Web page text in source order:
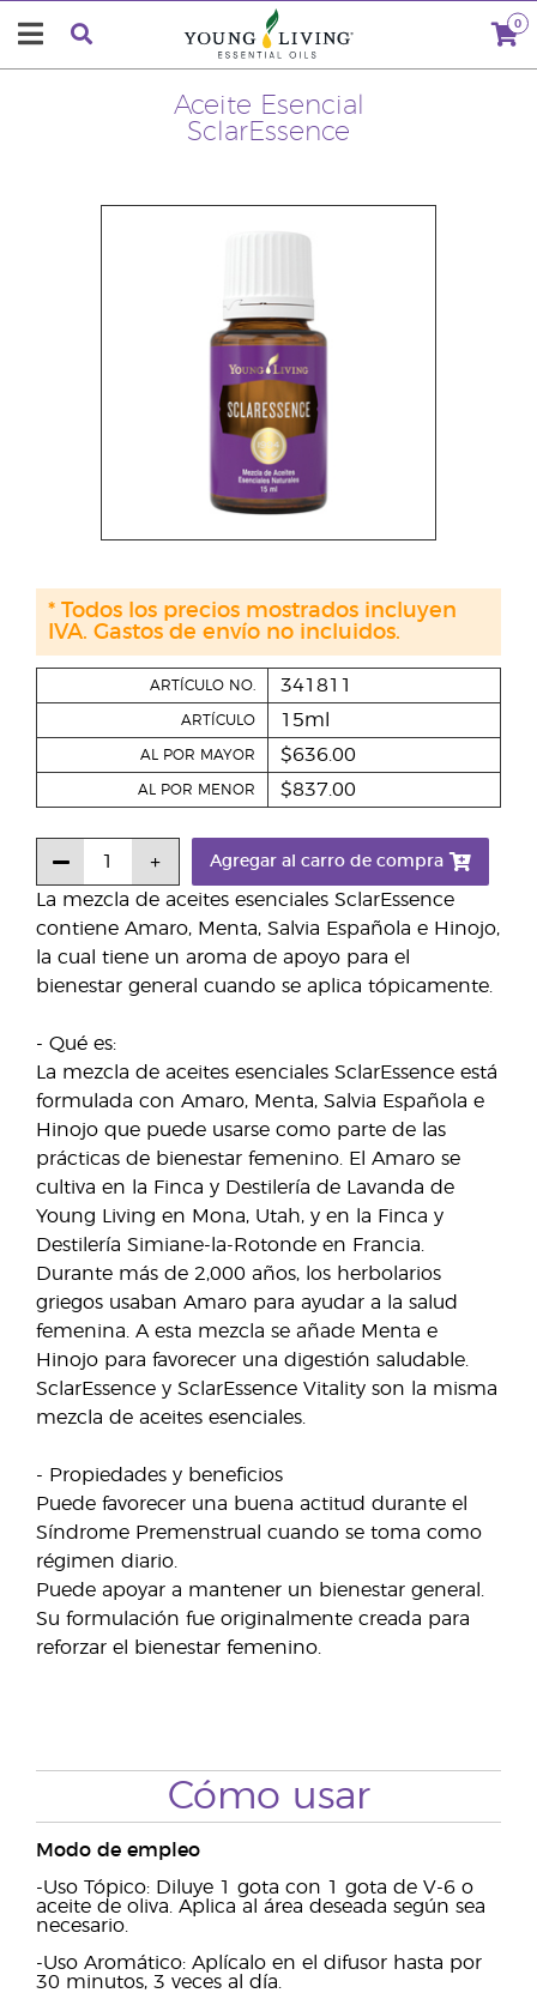
0
Aceite Esencial
SclarEssence
La mezcla de aceites esenciales SclarEssence
contiene Amaro, Menta, Salvia Española e Hinojo,
la cual tiene un aroma de apoyo para el
bienestar general cuando se aplica tópicamente.
- Qué es:
La mezcla de aceites esenciales SclarEssence está
formulada con Amaro, Menta, Salvia Española e
Hinojo que puede usarse como parte de las
prácticas de bienestar femenino. El Amaro se
cultiva en la Finca y Destilería de Lavanda de
Young Living en Mona, Utah, y en la Finca y
Destilería Simiane-la-Rotonde en Francia.
Durante más de 2,000 años, los herbolarios
griegos usaban Amaro para ayudar a la salud
femenina. A esta mezcla se añade Menta e
Hinojo para favorecer una digestión saludable.
SclarEssence y SclarEssence Vitality son la misma
mezcla de aceites esenciales.
- Propiedades y beneficios
Puede favorecer una buena actitud durante el
Síndrome Premenstrual cuando se toma como
régimen diario.
Puede apoyar a mantener un bienestar general.
Su formulación fue originalmente creada para
reforzar el bienestar femenino.
ARTÍCULO NO. 341811
ARTÍCULO 15ml
AL POR MAYOR $636.00
AL POR MENOR $837.00
Agregar al carro de compra
* Todos los precios mostrados incluyen
IVA. Gastos de envío no incluidos.
Cómo usar
Modo de empleo
-Uso Tópico: Diluye 1 gota con 1 gota de V-6 o
aceite de oliva. Aplica al área deseada según sea
necesario.
-Uso Aromático: Aplícalo en el difusor hasta por
30 minutos, 3 veces al día.